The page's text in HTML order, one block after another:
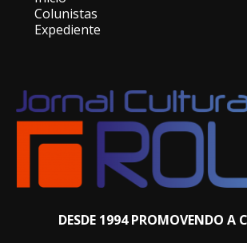
Colunistas
Expediente
DESDE 1994 PROMOVENDO A